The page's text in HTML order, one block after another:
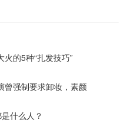
火的5种“扎发技巧”
曾强制要求卸妆，素颜
什么人？